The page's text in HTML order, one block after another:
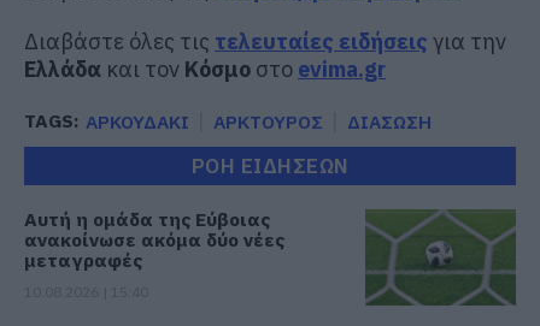
Διαβάστε όλες τις τελευταίες ειδήσεις για την
Ελλάδα και τον Κόσμο στο evima.gr
TAGS: ΑΡΚΟΥΔΑΚΙ ΑΡΚΤΟΥΡΟΣ ΔΙΑΣΩΣΗ
ΡΟΗ ΕΙΔΗΣΕΩΝ
Αυτή η ομάδα της Εύβοιας
ανακοίνωσε ακόμα δύο νέες
μεταγραφές